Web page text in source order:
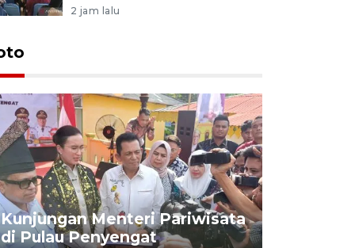
2 jam lalu
Kunjungan Menteri Pariwisata
di Pulau Penyengat